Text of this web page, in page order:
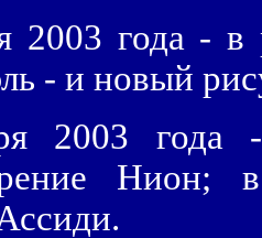
2003 года - в
- и новый
2003 года
Нион;